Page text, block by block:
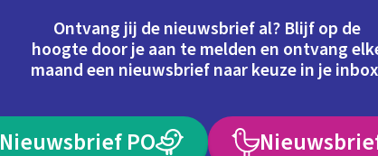
Ontvang jij de nieuwsbrief al? Blijf op de
hoogte door je aan te melden en ontvang
maand een nieuwsbrief naar keuze in je
Nieuwsbrief PO